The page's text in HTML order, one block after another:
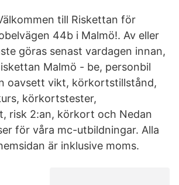
till Riskettan för
44b i Malmö!. Av eller
göras senast vardagen innan,
Malmö - be, personbil
oavsett vikt, körkortstillstånd,
körkortstester,
risk 2:an, körkort och Nedan
för våra mc-utbildningar. Alla
är inklusive moms.